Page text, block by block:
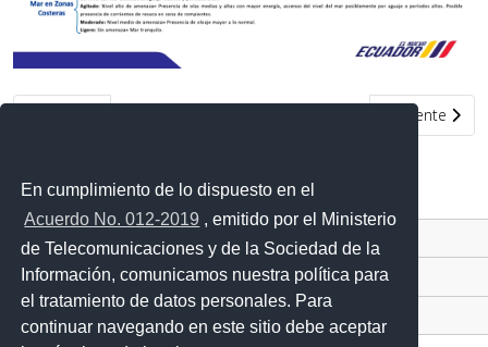
En cumplimiento de lo dispuesto en el
Acuerdo No. 012-2019 , emitido por el Ministerio
de Telecomunicaciones y de la Sociedad de la
Información, comunicamos nuestra política para
el tratamiento de datos personales. Para
continuar navegando en este sitio debe aceptar
Artículo anterior: Condiciones de oleaje en la costa ecuatoriana
Artículo
Siguiente
Contacto Ciudadano Digital
Portal Trámites Ciudadanos
Sistema Nacional de Información (SNI)